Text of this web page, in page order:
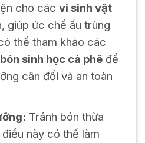
cho các vi sinh vật
giúp ức chế ấu trùng
thể tham khảo các
sinh học cà phêđể
cân đối và an toàn
Tránh bón thừa
này có thể làm